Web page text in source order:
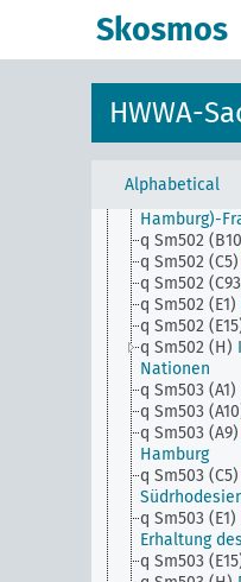
Skosmos
HWWA-
Alphabetical
q Sm502 (A22)
q Sm502
q Sm502
q Sm502 (A9)
Hamburg)-
q Sm502
q Sm502 (C5)
q Sm502
q Sm502 (E1)
q Sm502
q Sm502 (H)
Nationen
q Sm503
q Sm503
q Sm503 (A9)
Hamburg
q Sm503 (C5)
q Sm503 (E1)
Erhaltung
q Sm503